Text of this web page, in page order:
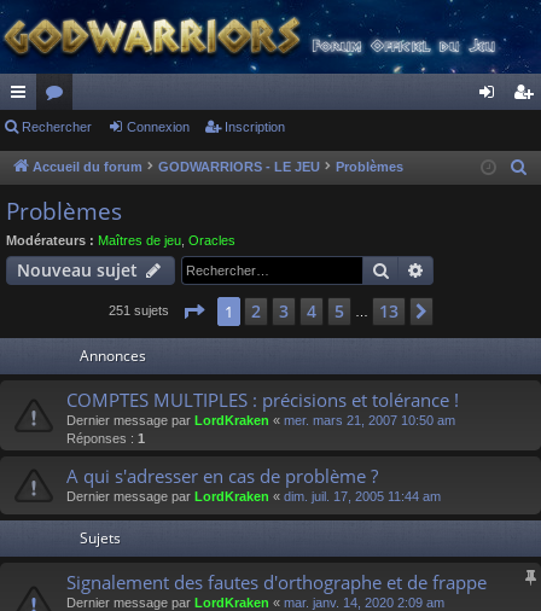
ac
co
ur
ci
or
u
m
s
ne cri
Rechercher Connexion Inscription
Accueil du forum GODWARRIORS - LE JEU Problèmes
e
Problèmes
Modérateurs : Maîtres de jeu Oracles
Nouveau sujet Rechercher
251 sujets Page 1sur 13
1 2 3 4 5 13
Annonces
COMPTES MULTIPLES : précisions et tolérance !
Dernier message par LordKraken « mer. mars 21, 2007 10:50 am
Réponses : 1
A qui s'adresser en cas de problème ?
Dernier message par LordKraken « dim. juil. 17, 2005 11:44 am
Sujets
Signalement des fautes d'orthographe et de frappe
Dernier message par LordKraken « mar. janv. 14, 2020 2:09 am